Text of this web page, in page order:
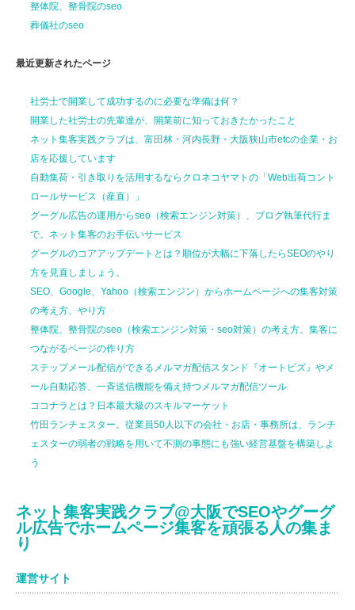
整体院、整骨院のseo
葬儀社のseo
最近更新されたページ
社労士で開業して成功するのに必要な準備は何？
開業した社労士の先輩達が、
開業前に知っておきたかったこと
ネット集客実践クラブは、富田林・河内長野・大阪狭山市etcの企業・お
店を応援しています
自動集荷・引き取りを活用するならクロネコヤマトの「Web出荷コント
ロールサービス（産直）」
グーグル広告の運用からseo（検索エンジン対策）、ブログ執筆代行ま
で。ネット集客のお手伝いサービス
グーグルのコアアップデートとは？順位が大幅に下落したらSEOのやり
方を見直しましょう。
SEO、Google、Yahoo（検索エンジン）からホームページへの集客対策
の考え方、やり方
整体院、整骨院のseo（検索エンジン対策・seo対策）の考え方。集客に
つながるページの作り方
ステップメール配信ができるメルマガ配信スタンド『オートビズ』やメ
ール自動応答、一斉送信機能を備え持つメルマガ配信ツール
ココナラとは？日本最大級のスキルマーケット
竹田ランチェスター。従業員50人以下の会社・お店・事務所は、ランチ
ェスターの弱者の戦略を用いて不測の事態にも強い経営基盤を構築しよ
う
ネット集客実践クラブ@大阪でSEOやグーグ
ル広告でホームページ集客を頑張る人の集ま
り
運営サイト